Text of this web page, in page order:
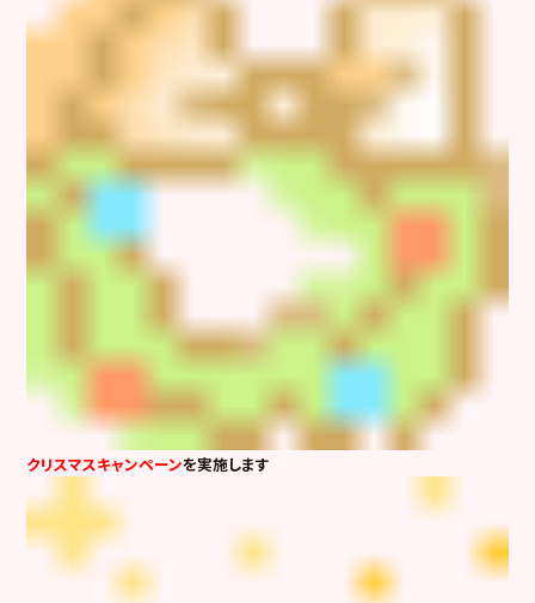
クリスマスキャンペーンを実施します